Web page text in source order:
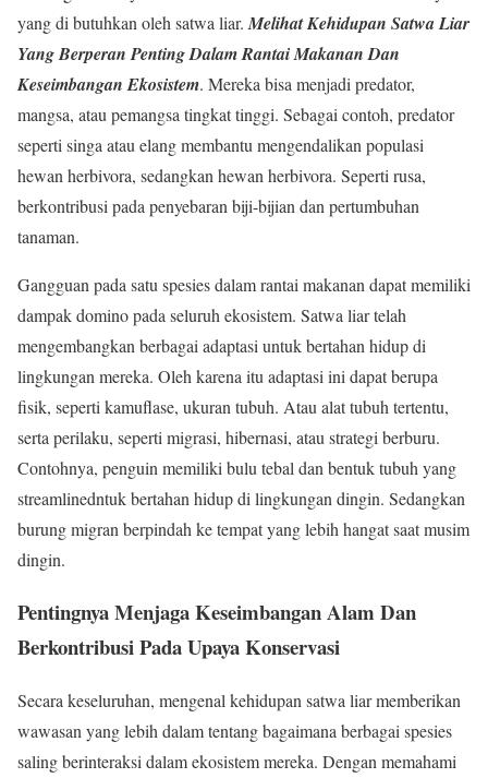
yang di butuhkan oleh satwa liar. Melihat Kehidupan Satwa Liar
Yang Berperan Penting Dalam Rantai Makanan Dan
Keseimbangan Ekosistem. Mereka bisa menjadi predator,
mangsa, atau pemangsa tingkat tinggi. Sebagai contoh, predator
seperti singa atau elang membantu mengendalikan populasi
hewan herbivora, sedangkan hewan herbivora. Seperti rusa,
berkontribusi pada penyebaran biji-bijian dan pertumbuhan
tanaman.
Gangguan pada satu spesies dalam rantai makanan dapat memiliki
dampak domino pada seluruh ekosistem. Satwa liar telah
mengembangkan berbagai adaptasi untuk bertahan hidup di
lingkungan mereka. Oleh karena itu adaptasi ini dapat berupa
fisik, seperti kamuflase, ukuran tubuh. Atau alat tubuh tertentu,
serta perilaku, seperti migrasi, hibernasi, atau strategi berburu.
Contohnya, penguin memiliki bulu tebal dan bentuk tubuh yang
streamlinedntuk bertahan hidup di lingkungan dingin. Sedangkan
burung migran berpindah ke tempat yang lebih hangat saat musim
dingin.
Pentingnya Menjaga Keseimbangan Alam Dan
Berkontribusi Pada Upaya Konservasi
Secara keseluruhan, mengenal kehidupan satwa liar memberikan
wawasan yang lebih dalam tentang bagaimana berbagai spesies
saling berinteraksi dalam ekosistem mereka. Dengan memahami